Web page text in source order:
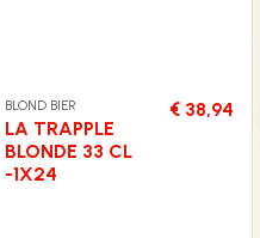
BLOND BIER
LA TRAPPLE
BLONDE 33 CL
-1X24
€ 38,94